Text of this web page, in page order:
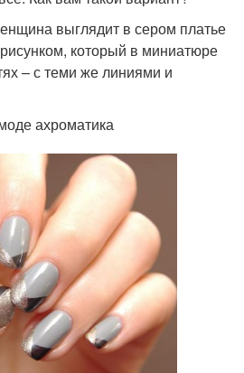
выглядит в сером платье
который в миниатюре
– с теми же линиями и
ахроматика